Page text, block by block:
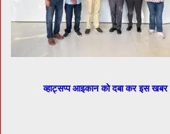
व्हाट्सप्प आइकान को दबा कर इस